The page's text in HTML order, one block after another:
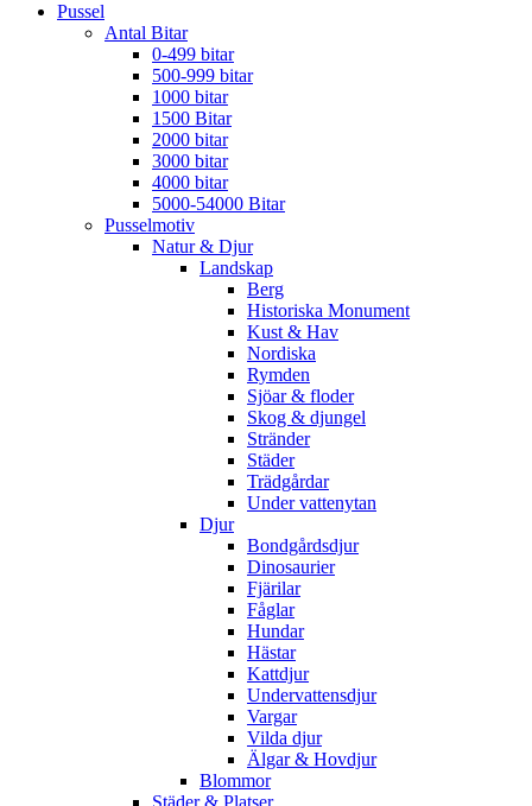
Pussel
Antal Bitar
0-499 bitar
500-999 bitar
1000 bitar
1500 Bitar
2000 bitar
3000 bitar
4000 bitar
5000-54000 Bitar
Pusselmotiv
Natur & Djur
Landskap
Berg
Historiska Monument
Kust & Hav
Nordiska
Rymden
Sjöar & floder
Skog & djungel
Stränder
Städer
Trädgårdar
Under vattenytan
Djur
Bondgårdsdjur
Dinosaurier
Fjärilar
Fåglar
Hundar
Hästar
Kattdjur
Undervattensdjur
Vargar
Vilda djur
Älgar & Hovdjur
Blommor